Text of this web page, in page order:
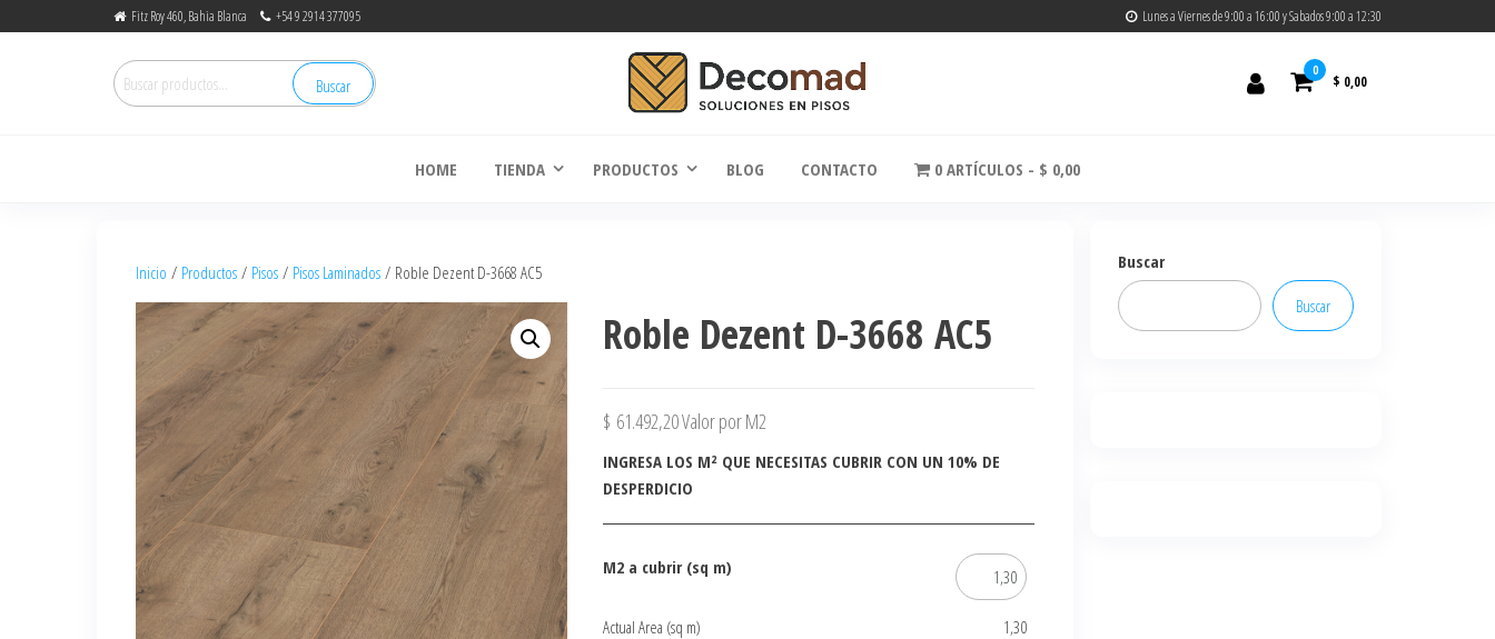
Fitz Roy 460, Bahia Blanca +54 9 2914 377095 Lunes a Viernes de 9:00 a 16:00 y Sabados 9:00 a 12:30
Buscar
0
$ 0,00
HOME TIENDA PRODUCTOS BLOG CONTACTO 0 ARTÍCULOS $ 0,00
Inicio / Productos / Pisos / Pisos Laminados / Roble Dezent D-3668 AC5
Roble Dezent D-3668 AC5
$ 61.492,20Valor por M2
INGRESA LOS M² QUE NECESITAS CUBRIR CON UN 10% DE
DESPERDICIO
M2 a cubrir (sq m)
Actual Area (sq m)
1,30
Buscar
Buscar